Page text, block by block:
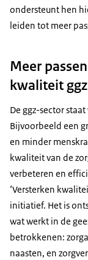
ondersteunt hen
leiden tot meer
Meer
kwaliteit ggz
De ggz-sector
Bijvoorbeeld een
en minder
kwaliteit van de
verbeteren en
‘Versterken
initiatief. Het is
wat werkt in de
betrokkenen:
naasten, en